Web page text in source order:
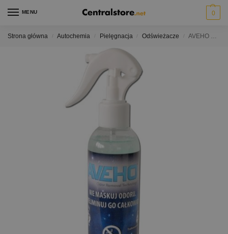
MENU 0
Strona główna Autochemia Pielęgnacja Odświeżacze AVEHO doskonały uniwersalny neutralizator zapachów do eliminacji odorów, dymu, moczu i zapachów zwierzęcych